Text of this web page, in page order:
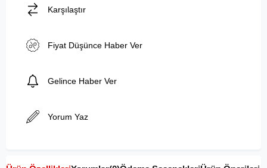
Karşılaştır
Fiyat Düşünce Haber Ver
Gelince Haber Ver
Yorum Yaz